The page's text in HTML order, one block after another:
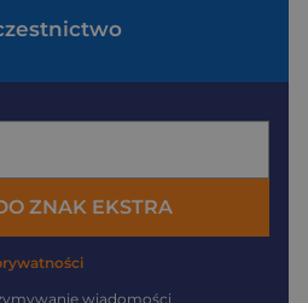
ZNAK EKSTRA
wiadomości